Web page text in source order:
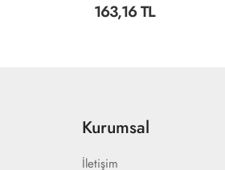
163,16 TL
Kurumsal
İletişim